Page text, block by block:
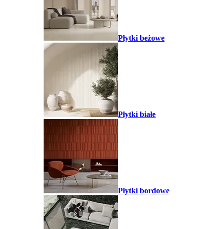
Płytki beżowe
Płytki białe
Płytki bordowe